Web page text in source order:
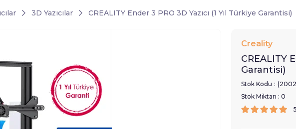
3D Yazıcılar CREALITY Ender 3 PRO 3D Yazıcı (1 Yıl Türkiye Garantisi)
Creality
CREALITY
Garantisi)
Stok Kodu
Stok Miktarı : 0